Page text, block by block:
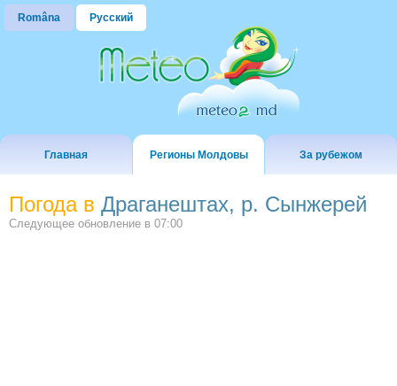
Româna Русский
Главная Регионы Молдовы За рубежом
Погода в Драганештах, р. Сынжерей
Следующее обновление в 07:00